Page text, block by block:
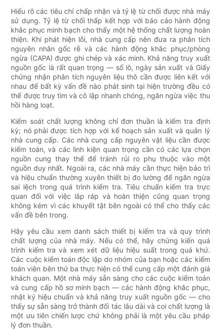
Hiểu rõ các tiêu chí chấp nhận và tỷ lệ từ chối được nhà máy
sử dụng. Tỷ lệ từ chối thấp kết hợp với báo cáo hành động
khắc phục minh bạch cho thấy một hệ thống chất lượng hoàn
thiện. Khi phát hiện lỗi, nhà cung cấp nên đưa ra phân tích
nguyên nhân gốc rễ và các hành động khắc phục/phòng
ngừa (CAPA) được ghi chép và xác minh. Khả năng truy xuất
nguồn gốc là rất quan trọng — số lô, ngày sản xuất và Giấy
chứng nhận phân tích nguyên liệu thô cần được liên kết với
nhau để bất kỳ vấn đề nào phát sinh tại hiện trường đều có
thể được truy tìm và cô lập nhanh chóng, ngăn ngừa việc thu
hồi hàng loạt.
Kiểm soát chất lượng không chỉ đơn thuần là kiểm tra định
kỳ; nó phải được tích hợp với kế hoạch sản xuất và quản lý
nhà cung cấp. Các nhà cung cấp nguyên vật liệu cần được
kiểm toán, và các linh kiện quan trọng cần có các lựa chọn
nguồn cung thay thế để tránh rủi ro phụ thuộc vào một
nguồn duy nhất. Ngoài ra, các nhà máy cần thực hiện bảo trì
và hiệu chuẩn thường xuyên thiết bị đo lường để ngăn ngừa
sai lệch trong quá trình kiểm tra. Tiêu chuẩn kiểm tra trực
quan đối với việc lắp ráp và hoàn thiện cũng quan trọng
không kém vì các khuyết tật bên ngoài có thể cho thấy các
vấn đề bên trong.
Hãy yêu cầu xem danh sách thiết bị kiểm tra và quy trình
chất lượng của nhà máy. Nếu có thể, hãy chứng kiến ​​quá
trình kiểm tra và xem xét dữ liệu hiệu suất trong quá khứ.
Các cuộc kiểm toán độc lập do nhóm của bạn hoặc các kiểm
toán viên bên thứ ba thực hiện có thể cung cấp một đánh giá
khách quan. Một nhà máy sẵn sàng cho các cuộc kiểm toán
và cung cấp hồ sơ minh bạch — các hành động khắc phục,
nhật ký hiệu chuẩn và khả năng truy xuất nguồn gốc — cho
thấy sự sẵn sàng trở thành đối tác lâu dài và coi chất lượng là
một ưu tiên chiến lược chứ không phải là một yêu cầu pháp
lý đơn thuần.